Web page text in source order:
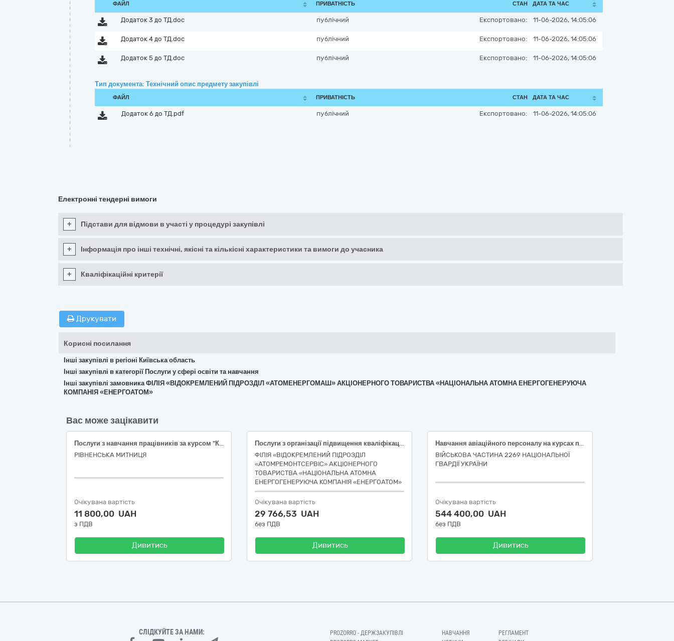
ФАЙЛ ПРИВАТНІСТЬ СТАН ДАТА ТА ЧАС
Додаток 3 до ТД.doc публічний Експортовано: 11-06-2026, 14:05:06
Додаток 4 до ТД.doc публічний Експортовано: 11-06-2026, 14:05:06
Додаток 5 до ТД.doc публічний Експортовано: 11-06-2026, 14:05:06
Тип документа: Технічний опис предмету закупівлі
ФАЙЛ ПРИВАТНІСТЬ СТАН ДАТА ТА ЧАС
Додаток 6 до ТД.pdf публічний Експортовано: 11-06-2026, 14:05:06
Електронні тендерні вимоги
+ Підстави для відмови в участі у процедурі закупівлі
+ Інформація про інші технічні, якісні та кількісні характеристики та вимоги до учасника
+ Кваліфікаційні критерії
Друкувати
Корисні посилання
Інші закупівлі в регіоні Київська область
Інші закупівлі в категорії Послуги у сфері освіти та навчання
Інші закупівлі замовника ФІЛІЯ «ВІДОКРЕМЛЕНИЙ ПІДРОЗДІЛ «АТОМЕНЕРГОМАШ» АКЦІОНЕРНОГО ТОВАРИСТВА «НАЦІОНАЛЬНА АТОМНА ЕНЕРГОГЕНЕРУЮЧА
КОМПАНІЯ «ЕНЕРГОАТОМ»
Вас може зацікавити
Послуги з навчання працівників за курсом "Курс підвищення кваліфікації з військового обліку"
РІВНЕНСЬКА МИТНИЦЯ
Очікувана вартість
11 800,00 UAH
з ПДВ
Дивитись
Послуги з організації підвищення кваліфікації за програмою: «Особливості проведення психологічних досліджень із застосуванням поліграфа з метою проведення службових розслідувань та забезпечення внутрішньої безпеки організації»
ФІЛІЯ «ВІДОКРЕМЛЕНИЙ ПІДРОЗДІЛ
«АТОМРЕМОНТСЕРВІС» АКЦІОНЕРНОГО
ТОВАРИСТВА «НАЦІОНАЛЬНА АТОМНА
ЕНЕРГОГЕНЕРУЮЧА КОМПАНІЯ «ЕНЕРГОАТОМ»
Очікувана вартість
29 766,53 UAH
без ПДВ
Дивитись
Навчання авіаційного персоналу на курсах підготовки та підвищення кваліфікації
ВІЙСЬКОВА ЧАСТИНА 2269 НАЦІОНАЛЬНОЇ
ГВАРДІЇ УКРАЇНИ
Очікувана вартість
544 400,00 UAH
без ПДВ
Дивитись
СЛІДКУЙТЕ ЗА НАМИ:
PROZORRO - ДЕРЖЗАКУПІВЛІ
НАВЧАННЯ
РЕГЛАМЕНТ